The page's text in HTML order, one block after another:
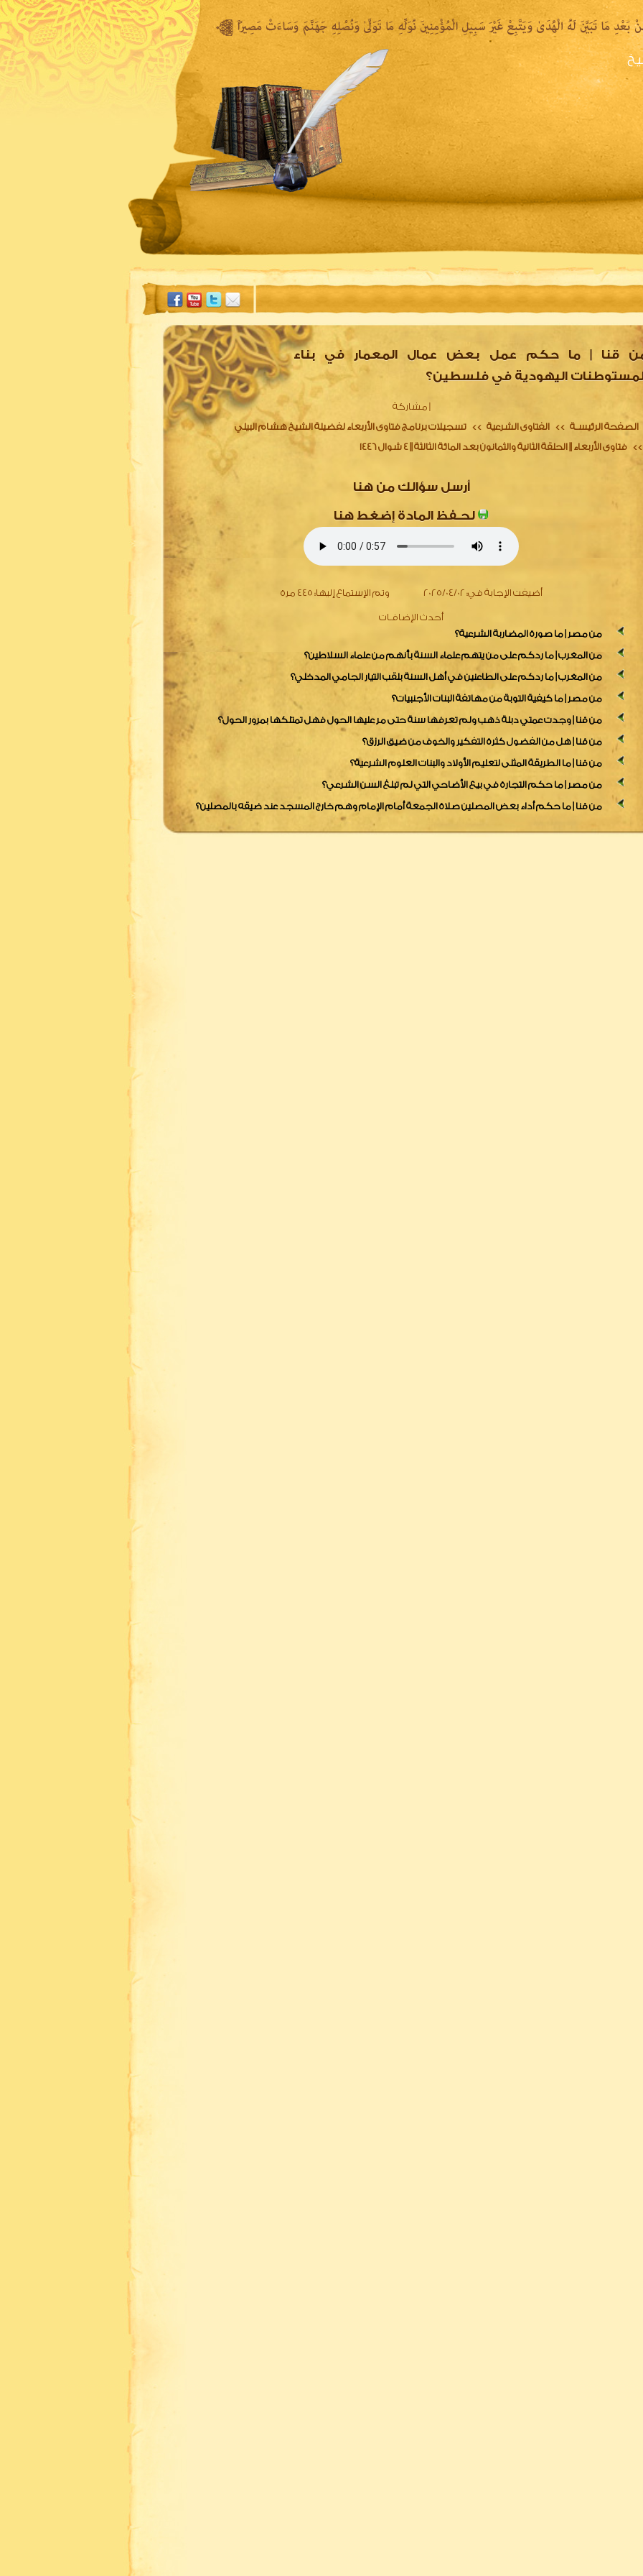
الشيخ المكتبة المقروءة المكتبة الصوتية المكتبة المرئية
قنا | ما حكم عمل بعض عمال المعمار في بناء
اليهودية في فلسطين؟
مشاركة
الصفحة الرئيسـة >> الفتاوى الشرعية >> تسجيلات برنامج فتاوى الأربعاء لفضيلة الشيخ هشام البيلي
>> فتاوى الأربعاء || الحلقة الثانية والثمانون بعد المائة الثالثة || 4 شوال 1446
أرسل سؤالك من هنا
لحـفظ المادة إضغط هنا
أضيفت الإجابة في: 2025/04/02 وتم الإستماع إليها: 445 مرة
أحدث الإضافـات
من مصر | ما صورة المضاربة الشرعية؟
من المغرب | ما ردكم على من يتهم علماء السنة بأنهم من علماء السلاطين؟
من المغرب | ما ردكم على الطاعنين في أهل السنة بلقب التيار الجامي المدخلي؟
من مصر | ما كيفية التوبة من مهاتفة البنات الأجنبيات؟
من قنا | وجدت عمتي دبلة ذهب ولم تعرفها سنة حتى مر عليها الحول فهل تمتلكها بمرور الحول؟
من قنا | هل من الفضول كثرة التفكير والخوف من ضيق الرزق؟
من قنا | ما الطريقة المثلى لتعليم الأولاد والبنات العلوم الشرعية؟
من مصر | ما حكم التجارة في بيع الأضاحي التي لم تبلغ السن الشرعي؟
من قنا | ما حكم أداء بعض المصلين صلاة الجمعة أمام الإمام وهم خارج المسجد عند ضيقه بالمصلين؟